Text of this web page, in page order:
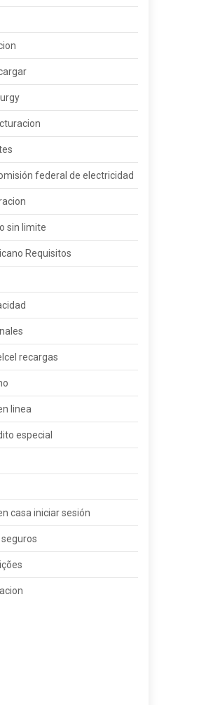
federal de electricidad
sin limite
Requisitos
recargas
linea
especial
casa iniciar sesión